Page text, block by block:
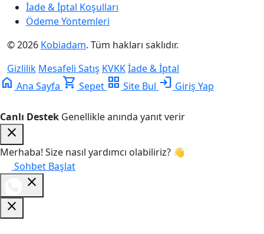
İade & İptal Koşulları
Ödeme Yöntemleri
© 2026 Kobiadam. Tüm hakları saklıdır.
Gizlilik Mesafeli Satış KVKKİade & İptal
home Ana Sayfa shopping_cart Sepet grid_view Site Bul login Giriş Yap
Canlı Destek Genellikle anında yanıt verir
close
Merhaba! Size nasıl yardımcı olabiliriz? 👋
Sohbet Başlat
close
close